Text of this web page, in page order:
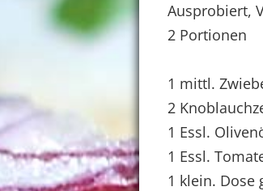
Ausprobiert,
2 Portionen
1 mittl.
2
1 Essl.
1 Essl.
1 klein. Dose